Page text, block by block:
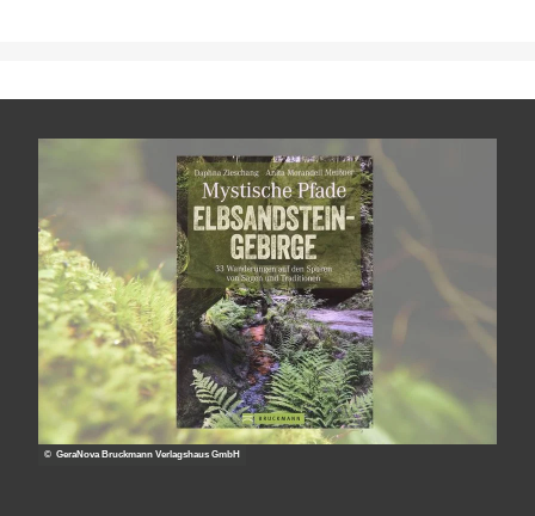
© GeraNova Bruckmann Verlagshaus GmbH